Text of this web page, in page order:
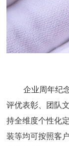
企业周年纪
评优表彰、团队
持全维度个性化
装等均可按照客